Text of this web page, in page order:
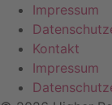
Impressum
Kontakt
Impressum